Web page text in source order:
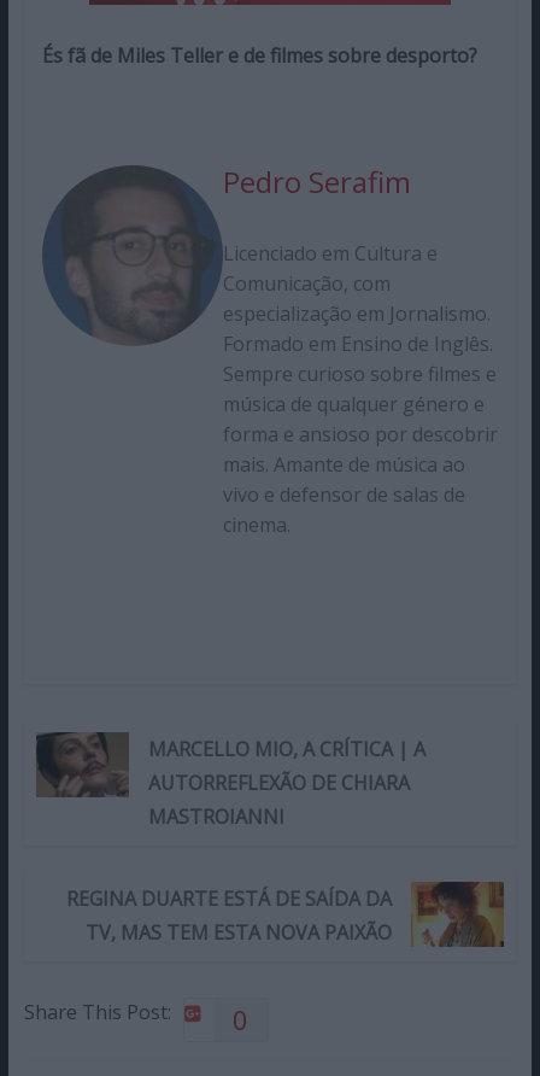
És fã de Miles Teller e de filmes sobre desporto?
Pedro Serafim
Licenciado em Cultura e
Comunicação, com
especialização em Jornalismo.
Formado em Ensino de Inglês.
Sempre curioso sobre filmes e
música de qualquer género e
forma e ansioso por descobrir
mais. Amante de música ao
vivo e defensor de salas de
cinema.
MARCELLO MIO, A CRÍTICA | A
AUTORREFLEXÃO DE CHIARA
MASTROIANNI
REGINA DUARTE ESTÁ DE SAÍDA DA
TV, MAS TEM ESTA NOVA PAIXÃO
Share This Post: 0